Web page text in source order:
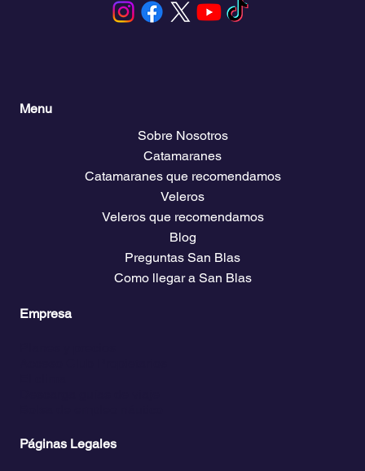
Menu
Sobre Nosotros
Catamaranes
Catamaranes que recomendamos
Veleros
Veleros que recomendamos
Blog
Preguntas San Blas
Como llegar a San Blas
Empresa
Páginas Legales